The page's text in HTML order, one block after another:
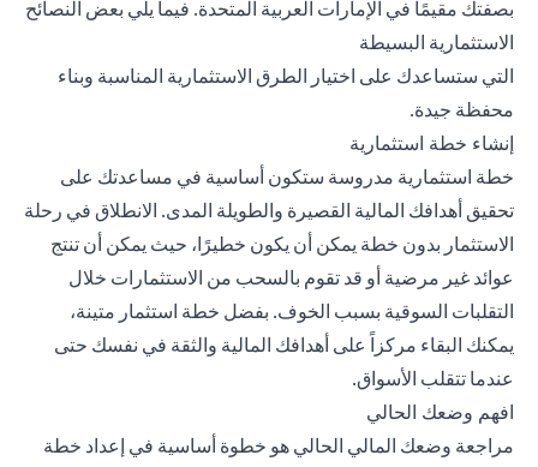
بصفتك مقيمًا في الإمارات العربية المتحدة. فيما يلي بعض النصائح
الاستثمارية البسيطة
التي ستساعدك على اختيار الطرق الاستثمارية المناسبة وبناء
محفظة جيدة.
إنشاء خطة استثمارية
خطة استثمارية مدروسة ستكون أساسية في مساعدتك على
تحقيق أهدافك المالية القصيرة والطويلة المدى. الانطلاق في رحلة
الاستثمار بدون خطة يمكن أن يكون خطيرًا، حيث يمكن أن تنتج
عوائد غير مرضية أو قد تقوم بالسحب من الاستثمارات خلال
التقلبات السوقية بسبب الخوف. بفضل خطة استثمار متينة،
يمكنك البقاء مركزاً على أهدافك المالية والثقة في نفسك حتى
عندما تتقلب الأسواق.
افهم وضعك الحالي
مراجعة وضعك المالي الحالي هو خطوة أساسية في إعداد خطة